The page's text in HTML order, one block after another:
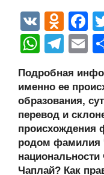
V
K
O
d
n
o
kl
a
ss
ni
F
a
c
e
b
o
o
k
W
at
s
A
p
p
T
e
gr
a
m
E
Подробная
именно ее
образования,
перевод и
происхождения
родом фамилия
Чаплай? Как